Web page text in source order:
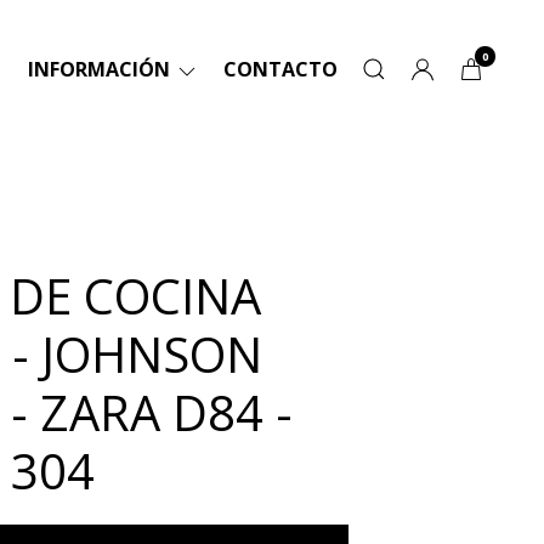
INFORMACIÓN CONTACTO 0
COCINA
JOHNSON
- ZARA D84 -
304